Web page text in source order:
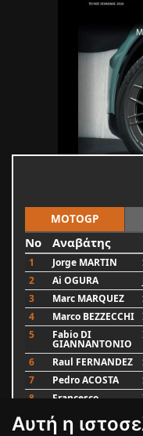
Αυτή η
MOTOGP
No Αναβάτης
1 Jorge MARTIN
2
Ai OGURA
3
Marc MARQUEZ
4
Marco BEZZECCHI
5
Fabio DI
GIANNANTONIO
6 Raul FERNANDEZ
7
Pedro ACOSTA
8
Francesco
9 Alex MARQUEZ